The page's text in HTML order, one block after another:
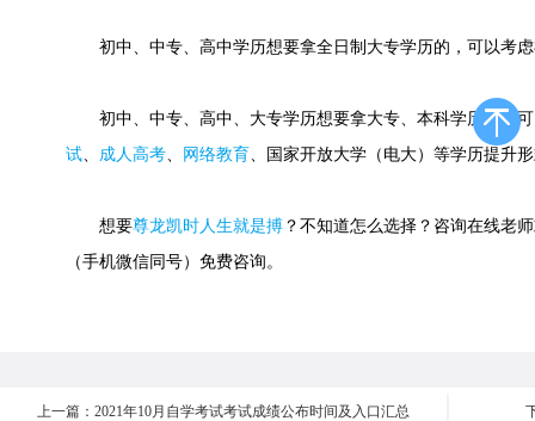
初中、中专、高中学历想要拿全日制大专学历的，可以考虑
初中、中专、高中、大专学历想要拿大专、本科学历的，可
试、 成人高考、 网络教育、国家开放大学（电大）等学历提升
想要尊龙凯时人生就是搏 ？不知道怎么选择？咨询在线老
（手机微信同号）免费咨询。
上一篇：2021年10月自学考试考试成绩公布时间及入口汇总